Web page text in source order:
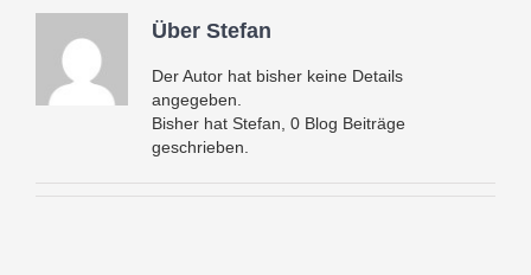
Über Stefan
Der Autor hat bisher keine Details
angegeben.
Bisher hat Stefan, 0 Blog Beiträge
geschrieben.